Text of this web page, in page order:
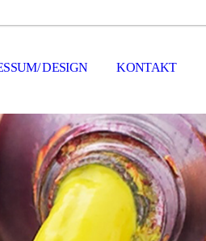
DESIGN KONTAKT